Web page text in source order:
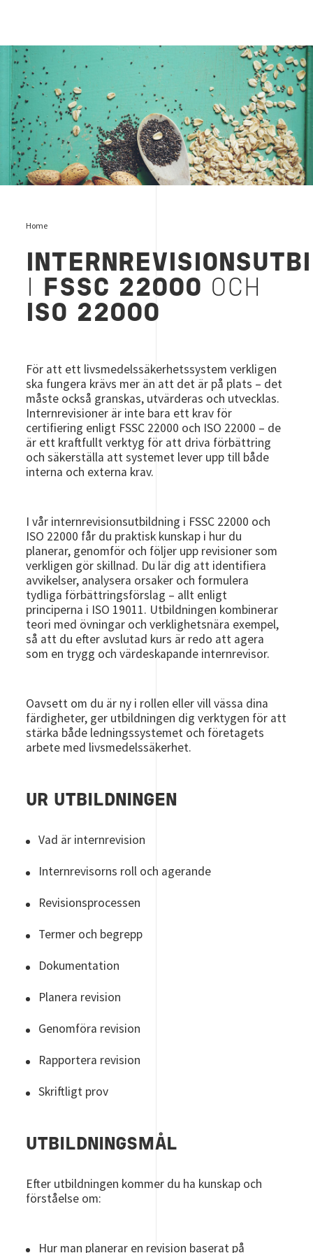
matsvinn
Home
FSSC 22000 OCH
ISO 22000
För att ett livsmedelssäkerhetssystem verkligen
ska fungera krävs mer än att det är på plats – det
måste också granskas, utvärderas och utvecklas.
Internrevisioner är inte bara ett krav för
certifiering enligt FSSC 22000 och ISO 22000 – de
är ett kraftfullt verktyg för att driva förbättring
och säkerställa att systemet lever upp till både
interna och externa krav.
I vår internrevisionsutbildning i FSSC 22000 och
ISO 22000 får du praktisk kunskap i hur du
planerar, genomför och följer upp revisioner som
verkligen gör skillnad. Du lär dig att identifiera
avvikelser, analysera orsaker och formulera
tydliga förbättringsförslag – allt enligt
principerna i ISO 19011. Utbildningen kombinerar
teori med övningar och verklighetsnära exempel,
så att du efter avslutad kurs är redo att agera
som en trygg och värdeskapande internrevisor.
Oavsett om du är ny i rollen eller vill vässa dina
färdigheter, ger utbildningen dig verktygen för att
stärka både ledningssystemet och företagets
arbete med livsmedelssäkerhet.
UR UTBILDNINGEN
Vad är internrevision
Internrevisorns roll och agerande
Revisionsprocessen
Termer och begrepp
Dokumentation
Planera revision
Genomföra revision
Rapportera revision
Skriftligt prov
UTBILDNINGSMÅL
Efter utbildningen kommer du ha kunskap och
förståelse om:
Hur man planerar en revision baserat på